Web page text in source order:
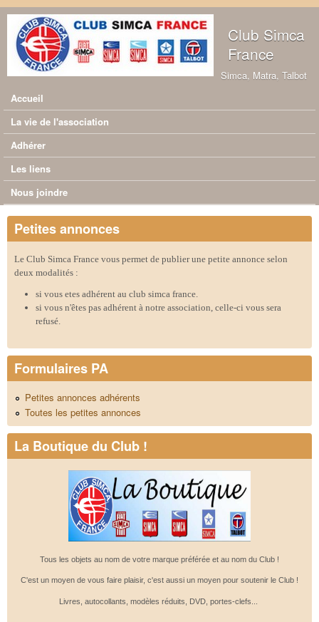
Aller au contenu principal
Club Simca
France
Simca, Matra, Talbot
Menu principal
Accueil
La vie de l'association
Adhérer
Les liens
Nous joindre
Petites annonces
Le Club Simca France vous permet de publier une petite annonce selon
deux modalités :
si vous etes adhérent au club simca france.
si vous n'êtes pas adhérent à notre association, celle-ci vous sera
refusé.
Formulaires PA
Petites annonces adhérents
Toutes les petites annonces
La Boutique du Club !
Tous les objets au nom de votre marque préférée et au nom du Club !
C'est un moyen de vous faire plaisir, c'est aussi un moyen pour soutenir le Club !
Livres, autocollants, modèles réduits, DVD, portes-clefs...